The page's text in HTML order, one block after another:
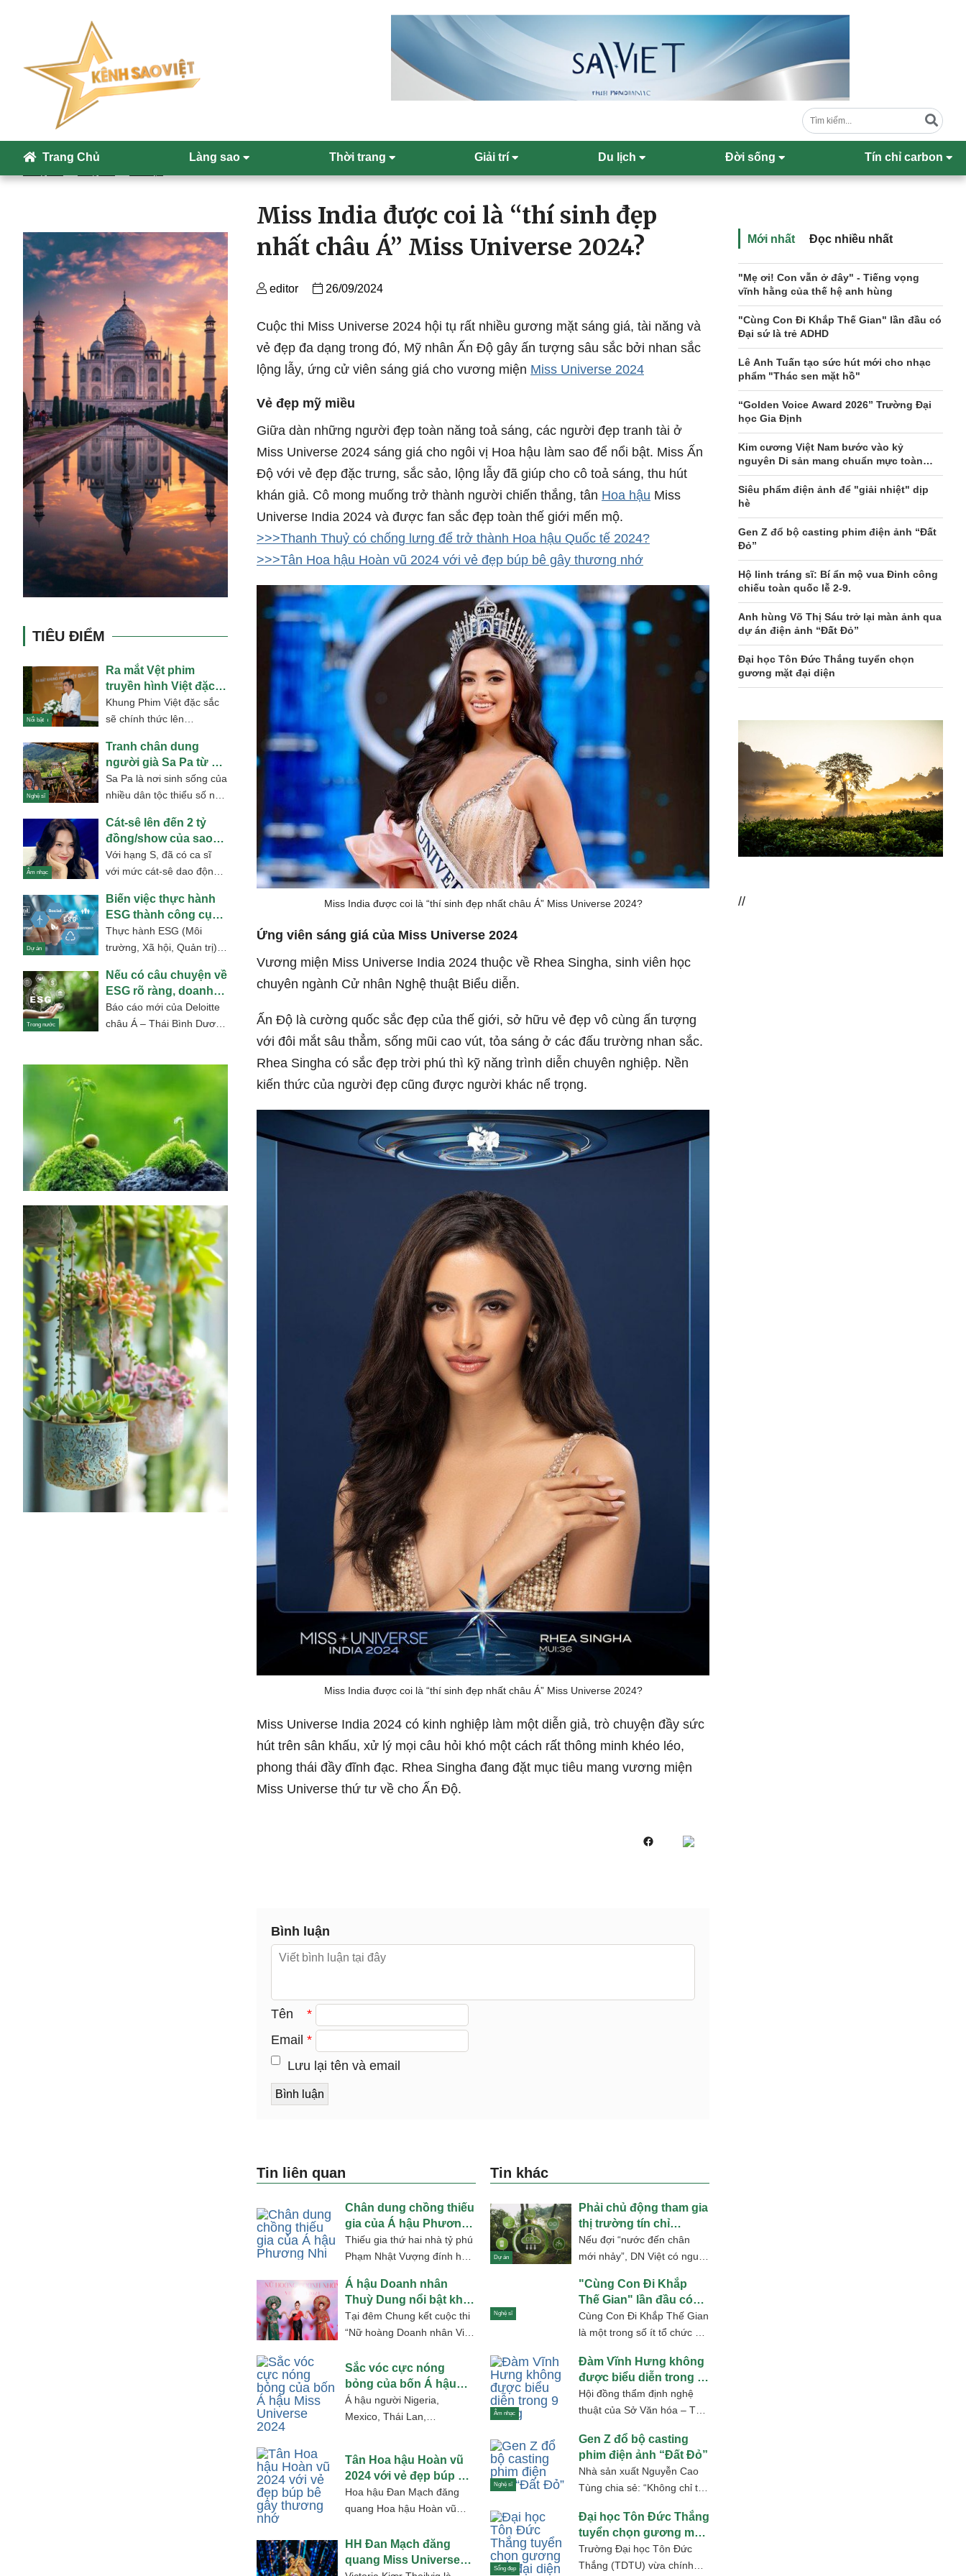
the
Trang Chủ Làng sao Thời trang Giải trí Du lịch Đời sống Tín chỉ carbon
TIÊU ĐIỂM
Điện ảnh
Nổi bật
Ra mắt Vệt phim
truyền hình Việt đặc
sắc HTV7
Khung Phim Việt đặc sắc
sẽ chính thức lên
tối thứ Hai, Ba và Tư
hàng...
Nghệ sĩ
Tranh chân dung
người già Sa Pa từ gỗ
"đồ bỏ" đầy mê hoặc
Sa Pa là nơi sinh sống của
nhiều dân tộc thiểu số như
Phó, Giáy –...
Âm nhạc
Cát-sê lên đến 2 tỷ
đồng/show của sao
hạng S showbiz Việt
Với hạng S, đã có ca sĩ
với mức cát-sê dao động
người đã lập kỉ lục...
Dự án
Biến việc thực hành
ESG thành công cụ
xây dựng thương
hiệu bền vững
Thực hành ESG (Môi
trường, Xã hội, Quản trị)
nghiệp tiết kiệm nguồn
lực, có thêm...
Trong nước
Nếu có câu chuyện về
ESG rõ ràng, doanh
nghiệp có cơ hội thu
giá trị gấp 6 lần
Báo cáo mới của Deloitte
châu Á – Thái Bình Dương
Miss India được coi là “thí sinh đẹp
nhất châu Á” Miss Universe 2024?
editor 26/09/2024
Cuộc thi Miss Universe 2024 hội tụ rất nhiều gương mặt sáng giá, tài năng và
vẻ đẹp đa dạng trong đó, Mỹ nhân Ấn Độ gây ấn tượng sâu sắc bởi nhan sắc
lộng lẫy, ứng cử viên sáng giá cho vương miện Miss Universe 2024
Vẻ đẹp mỹ miều
Giữa dàn những người đẹp toàn năng toả sáng, các người đẹp tranh tài ở
Miss Universe 2024 sáng giá cho ngôi vị Hoa hậu làm sao để nổi bật. Miss Ấn
Độ với vẻ đẹp đặc trưng, sắc sảo, lộng lẫy đã giúp cho cô toả sáng, thu hút
khán giả. Cô mong muống trở thành người chiến thắng, tân Hoa hậu Miss
Universe India 2024 và được fan sắc đẹp toàn thế giới mến mộ.
>>>Thanh Thuỷ có chống lưng để trở thành Hoa hậu Quốc tế 2024?
>>>Tân Hoa hậu Hoàn vũ 2024 với vẻ đẹp búp bê gây thương nhớ
Miss India được coi là “thí sinh đẹp nhất châu Á” Miss Universe 2024?
Ứng viên sáng giá của Miss Universe 2024
Vương miện Miss Universe India 2024 thuộc về Rhea Singha, sinh viên học
chuyên ngành Cử nhân Nghệ thuật Biểu diễn.
Ấn Độ là cường quốc sắc đẹp của thế giới, sở hữu vẻ đẹp vô cùng ấn tượng
với đôi mắt sâu thẳm, sống mũi cao vút, tỏa sáng ở các đấu trường nhan sắc.
Rhea Singha có sắc đẹp trời phú thì kỹ năng trình diễn chuyên nghiệp. Nền
kiến thức của người đẹp cũng được người khác nể trọng.
Miss India được coi là “thí sinh đẹp nhất châu Á” Miss Universe 2024?
Miss Universe India 2024 có kinh nghiệp làm một diễn giả, trò chuyện đầy sức
hút trên sân khấu, xử lý mọi câu hỏi khó một cách rất thông minh khéo léo,
phong thái đầy đĩnh đạc. Rhea Singha đang đặt mục tiêu mang vương miện
Miss Universe thứ tư về cho Ấn Độ.
Bình luận
Tên
*
Email *
Lưu lại tên và email
Tin liên quan
Chân dung chồng thiếu
gia của Á hậu Phương
Nhi
Thiếu gia thứ hai nhà tỷ phú
Phạm Nhật Vượng đính hôn
và vợ là...
Á hậu Doanh nhân
Thuỳ Dung nổi bật khi
làm Giám khảo “Nữ
hoàng Doanh nhân Việt
Tại đêm Chung kết cuộc thi
“Nữ hoàng Doanh nhân Việt
Vũng Tàu, Á hậu...
Sắc vóc cực nóng
bỏng của bốn Á hậu
Miss Universe 2024
Á hậu người Nigeria,
Mexico, Thái Lan,
và thuyết trình...
Tân Hoa hậu Hoàn vũ
2024 với vẻ đẹp búp bê
gây thương nhớ
Hoa hậu Đan Mạch đăng
quang Hoa hậu Hoàn vũ
với gương mặt đẹp, đôi mắt
xanh hút...
HH Đan Mạch đăng
quang Miss Universe
Tin khác
Dự án
Phải chủ động tham gia
thị trường tín chỉ
carbon
Nếu đợi “nước đến chân
mới nhảy”, DN Việt có nguy
một cái giá...
Nghệ sĩ
"Cùng Con Đi Khắp
Thế Gian" lần đầu có
Đại sứ là trẻ ADHD
Cùng Con Đi Khắp Thế Gian
là một trong số ít tổ chức phi
tục...
Âm nhạc
Đàm Vĩnh Hưng không
được biểu diễn trong 9
tháng
Hội đồng thẩm định nghệ
thuật của Sở Văn hóa – Thể
Đàm...
Nghệ sĩ
Gen Z đổ bộ casting
phim điện ảnh “Đất Đỏ”
Nhà sản xuất Nguyễn Cao
Tùng chia sẻ: “Không chỉ tôn
cái để...
Sống đẹp
Đại học Tôn Đức Thắng
tuyển chọn gương mặt
đại diện
Trường Đại học Tôn Đức
Thắng (TDTU) vừa chính
Mới nhất Đọc nhiều nhất
"Mẹ ơi! Con vẫn ở đây" - Tiếng vọng
vĩnh hằng của thế hệ anh hùng
"Cùng Con Đi Khắp Thế Gian" lần đầu có
Đại sứ là trẻ ADHD
Lê Anh Tuấn tạo sức hút mới cho nhạc
phẩm "Thác sen mặt hồ"
“Golden Voice Award 2026” Trường Đại
học Gia Định
Kim cương Việt Nam bước vào kỷ
nguyên Di sản mang chuẩn mực toàn
cầu
Siêu phẩm điện ảnh để "giải nhiệt" dịp
hè
Gen Z đổ bộ casting phim điện ảnh “Đất
Đỏ”
Hộ linh tráng sĩ: Bí ẩn mộ vua Đinh công
chiếu toàn quốc lễ 2-9.
Anh hùng Võ Thị Sáu trở lại màn ảnh qua
dự án điện ảnh “Đất Đỏ”
Đại học Tôn Đức Thắng tuyển chọn
gương mặt đại diện
//